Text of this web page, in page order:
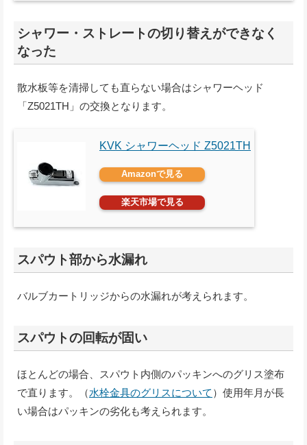
シャワー・ストレートの切り替えができなく
なった
散水板等を清掃しても直らない場合はシャワーヘッド
「Z5021TH」の交換となります。
KVK シャワーヘッド Z5021TH
Amazonで見る
楽天市場で見る
スパウト部から水漏れ
バルブカートリッジからの水漏れが考えられます。
スパウトの回転が固い
ほとんどの場合、スパウト内側のパッキンへのグリス塗布
で直ります。（水栓金具のグリスについて ）使用年月が長
い場合はパッキンの劣化も考えられます。